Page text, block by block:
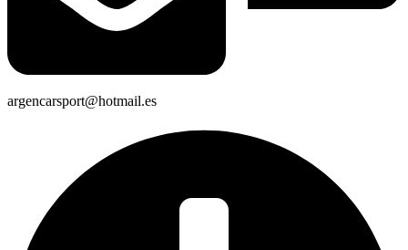
argencarsport@hotmail.es